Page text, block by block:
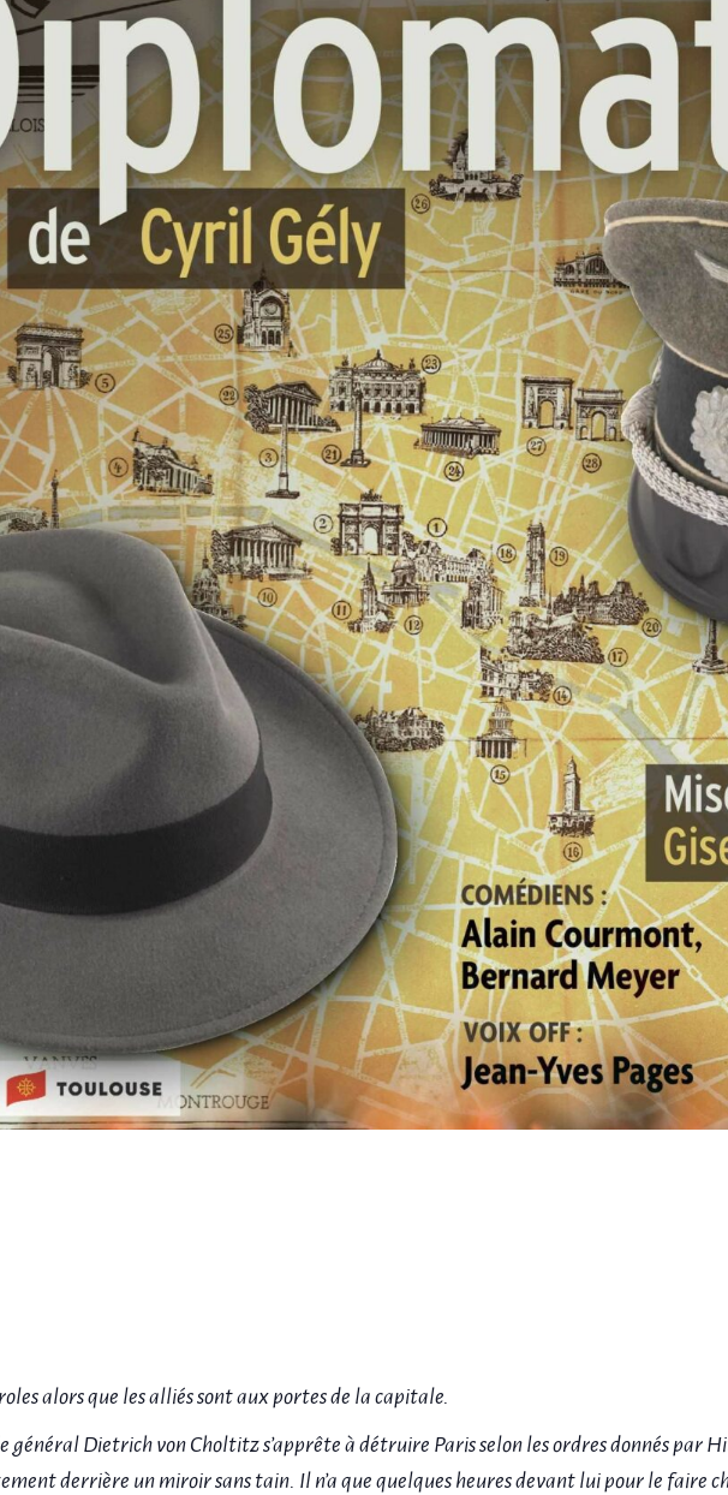
alors que les alliés sont aux portes de la capitale.
général Dietrich von Choltitz s’apprête à détruire Paris selon les ordres donnés par
derrière un miroir sans tain. Il n’a que quelques heures devant lui pour le faire